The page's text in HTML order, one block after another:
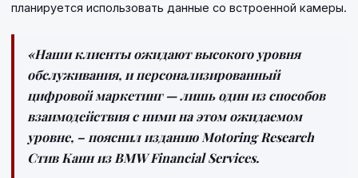
планируется использовать данные со встроенной камеры.
«Наши клиенты ожидают высокого уровня
обслуживания, и персонализированный
цифровой маркетинг — лишь один из способов
взаимодействия с ними на этом ожидаемом
уровне, – пояснил изданиюMotoring Research
Стив Канн изBMW Financial Services.